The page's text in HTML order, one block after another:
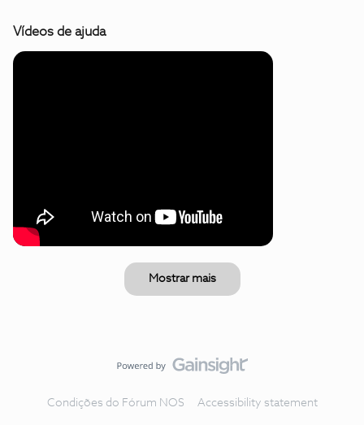
Vídeos de ajuda
Mostrar mais
Condições do Fórum NOS Accessibility statement